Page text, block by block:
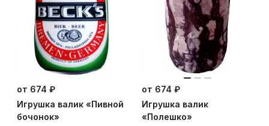
от 674 ₽
Игрушка валик «Пивной
бочонок»
от 674 ₽
Игрушка валик
«Полешко»